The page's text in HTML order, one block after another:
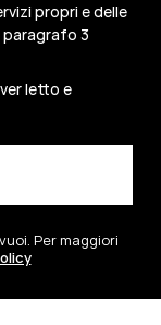
propri e delle
3
letto e
Per maggiori